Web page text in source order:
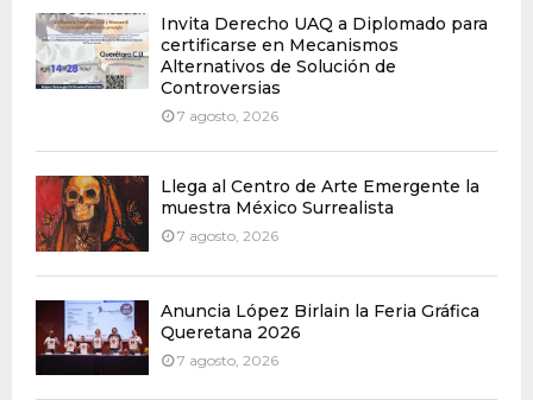
Invita Derecho UAQ a Diplomado para
certificarse en Mecanismos
Alternativos de Solución de
Controversias
7 agosto, 2026
Llega al Centro de Arte Emergente la
muestra México Surrealista
7 agosto, 2026
Anuncia López Birlain la Feria Gráfica
Queretana 2026
7 agosto, 2026